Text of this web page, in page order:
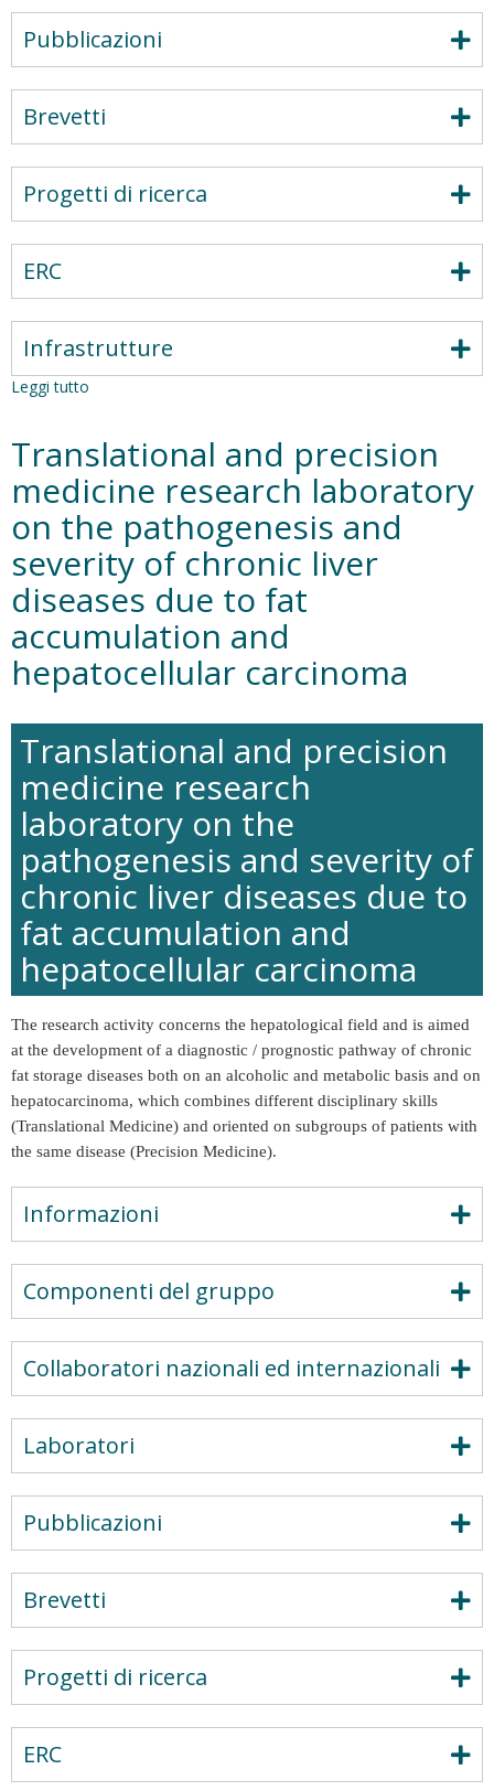
Pubblicazioni
Brevetti
Progetti di ricerca
ERC
Infrastrutture
Leggi tutto
sarcopenia
patients
with
chronic
advanced
disease
Translational and precision
medicine research laboratory
on the pathogenesis and
severity of chronic liver
diseases due to fat
accumulation and
hepatocellular carcinoma
Translational and precision
medicine research
laboratory on the
pathogenesis and severity of
chronic liver diseases due to
fat accumulation and
hepatocellular carcinoma
The research activity concerns the hepatological field and is aimed
at the development of a diagnostic / prognostic pathway of chronic
fat storage diseases both on an alcoholic and metabolic basis and on
hepatocarcinoma, which combines different disciplinary skills
(Translational Medicine) and oriented on subgroups of patients with
the same disease (Precision Medicine).
Informazioni
Componenti del gruppo
Collaboratori nazionali ed internazionali
Laboratori
Pubblicazioni
Brevetti
Progetti di ricerca
ERC